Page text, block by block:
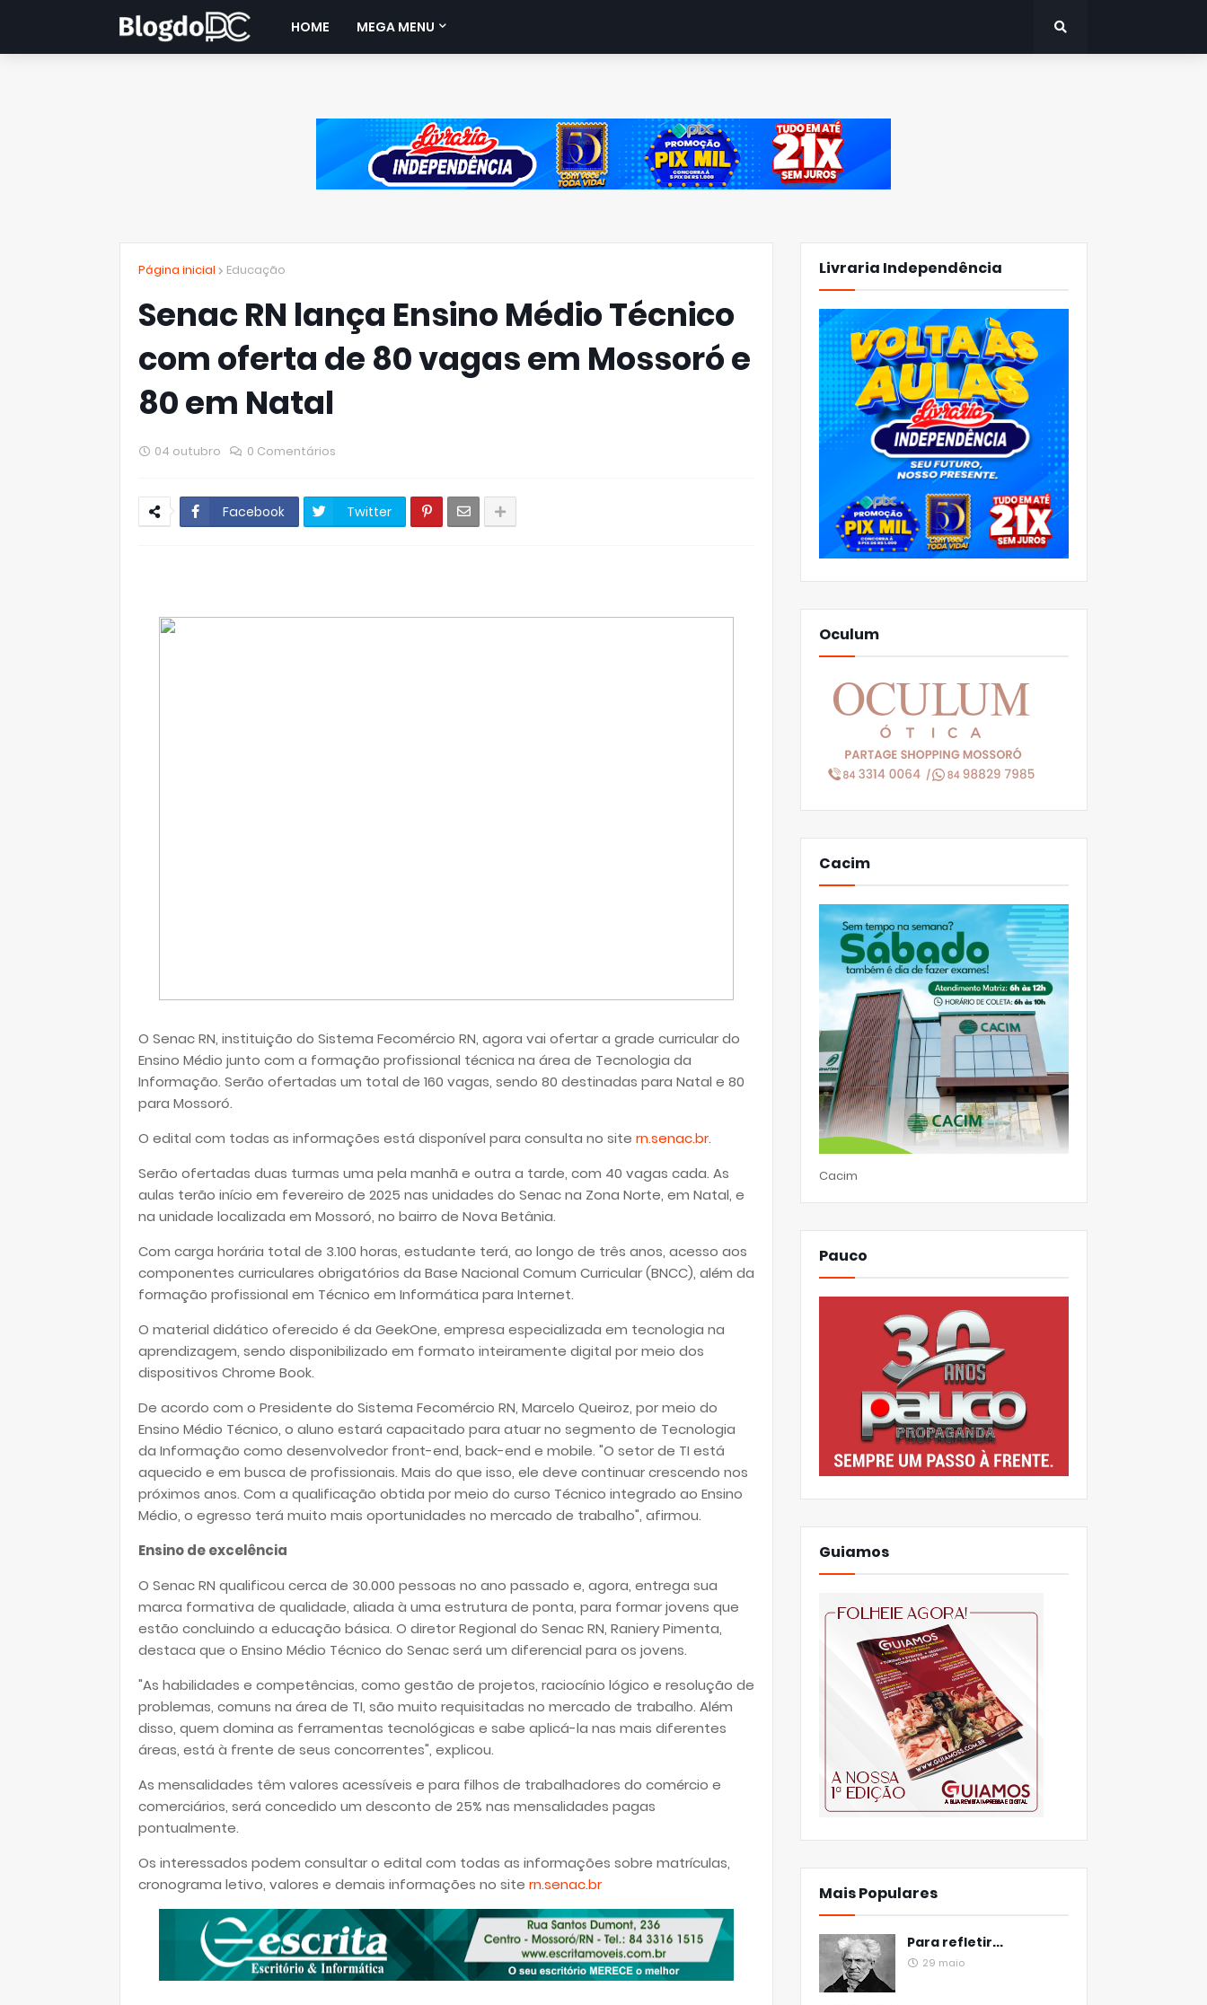
HOME MEGA MENU
Página inicial Educação
Senac RN lança Ensino Médio Técnico
com oferta de 80 vagas em Mossoró e
80 em Natal
04 outubro 0 Comentários
Facebook Twitter
O Senac RN, instituição do Sistema Fecomércio RN, agora vai ofertar a grade curricular do
Ensino Médio junto com a formação profissional técnica na área de Tecnologia da
Informação. Serão ofertadas um total de 160 vagas, sendo 80 destinadas para Natal e 80
para Mossoró.
O edital com todas as informações está disponível para consulta no site rn.senac.br.
Serão ofertadas duas turmas uma pela manhã e outra a tarde, com 40 vagas cada. As
aulas terão início em fevereiro de 2025 nas unidades do Senac na Zona Norte, em Natal, e
na unidade localizada em Mossoró, no bairro de Nova Betânia.
Com carga horária total de 3.100 horas, estudante terá, ao longo de três anos, acesso aos
componentes curriculares obrigatórios da Base Nacional Comum Curricular (BNCC), além da
formação profissional em Técnico em Informática para Internet.
O material didático oferecido é da GeekOne, empresa especializada em tecnologia na
aprendizagem, sendo disponibilizado em formato inteiramente digital por meio dos
dispositivos Chrome Book.
De acordo com o Presidente do Sistema Fecomércio RN, Marcelo Queiroz, por meio do
Ensino Médio Técnico, o aluno estará capacitado para atuar no segmento de Tecnologia
da Informação como desenvolvedor front-end, back-end e mobile. "O setor de TI está
aquecido e em busca de profissionais. Mais do que isso, ele deve continuar crescendo nos
próximos anos. Com a qualificação obtida por meio do curso Técnico integrado ao Ensino
Médio, o egresso terá muito mais oportunidades no mercado de trabalho", afirmou.
Ensino de excelência
O Senac RN qualificou cerca de 30.000 pessoas no ano passado e, agora, entrega sua
marca formativa de qualidade, aliada à uma estrutura de ponta, para formar jovens que
estão concluindo a educação básica. O diretor Regional do Senac RN, Raniery Pimenta,
destaca que o Ensino Médio Técnico do Senac será um diferencial para os jovens.
"As habilidades e competências, como gestão de projetos, raciocínio lógico e resolução de
problemas, comuns na área de TI, são muito requisitadas no mercado de trabalho. Além
disso, quem domina as ferramentas tecnológicas e sabe aplicá-la nas mais diferentes
áreas, está à frente de seus concorrentes", explicou.
As mensalidades têm valores acessíveis e para filhos de trabalhadores do comércio e
comerciários, será concedido um desconto de 25% nas mensalidades pagas
pontualmente.
Os interessados podem consultar o edital com todas as informações sobre matrículas,
cronograma letivo, valores e demais informações no site rn.senac.br
Livraria Independência
Oculum
Cacim
Cacim
Pauco
Guiamos
Mais Populares
Para refletir...
29 maio